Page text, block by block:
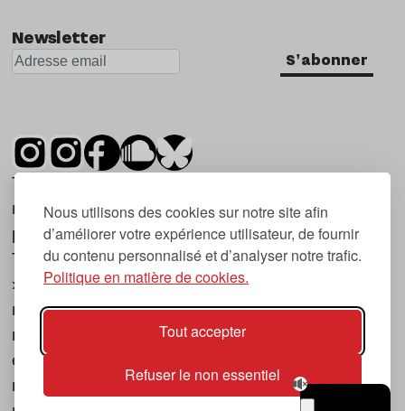
Nous utilisons des cookies sur notre site afin
d’améliorer votre expérience utilisateur, de fournir
du contenu personnalisé et d’analyser notre trafic.
Politique en matière de cookies.
Tout accepter
Refuser le non essentiel
Newsletter
S'abonner
Tsugi est un mensuel indépendant sur la
musique et les nouvelles tendances, dont la
première parution date de 2007.
Tsugi en japonais signifie « prochain », « suivant
», ce qui correspond à la thématique du
magazine, à l’affût des nouvelles tendances
musicales, qu’elles viennent de la musique
électronique, du rock ou du hip hop, et des
nouveaux phénomènes de société liés à la